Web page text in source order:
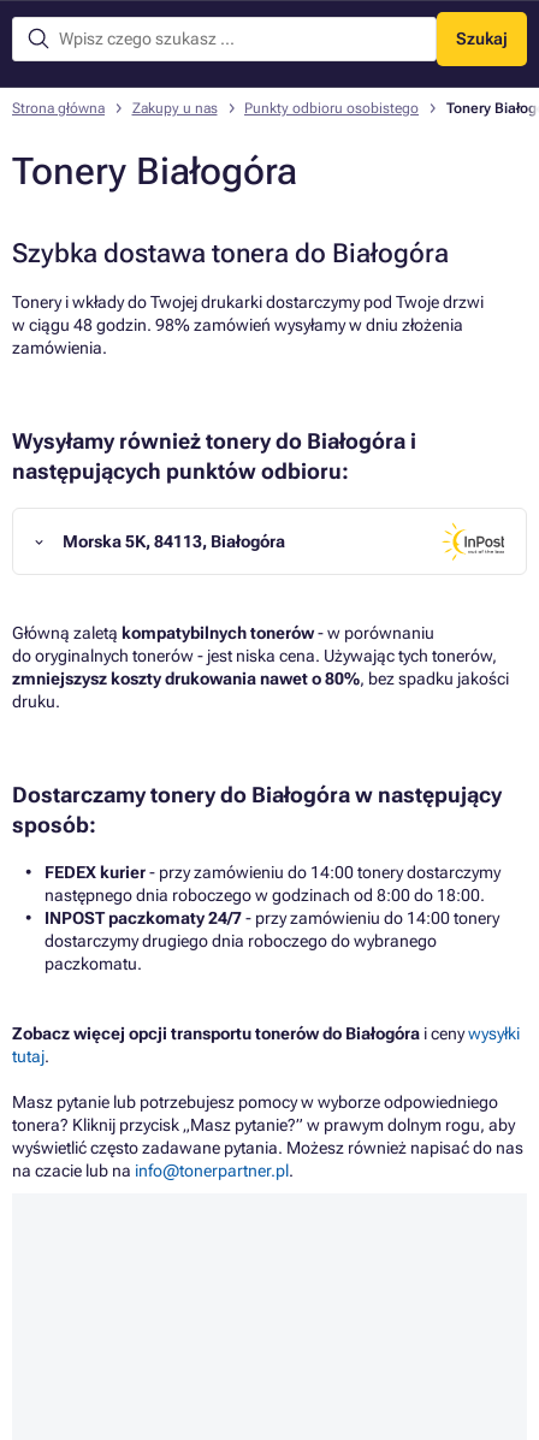
Szukaj
Menu
Strona główna Zakupy u nas Punkty odbioru osobistego Tonery
Tonery Białogóra
Szybka dostawa tonera do Białogóra
Tonery i wkłady do Twojej drukarki dostarczymy pod Twoje drzwi
w ciągu 48 godzin. 98% zamówień wysyłamy w dniu złożenia
zamówienia.
Wysyłamy również tonery do Białogóra i
następujących punktów odbioru:
Morska 5K, 84113, Białogóra
Główną zaletą kompatybilnych tonerów- w porównaniu
do oryginalnych tonerów - jest niska cena. Używając tych tonerów,
zmniejszysz koszty drukowania nawet o 80%, bez spadku jakości
druku.
Dostarczamy tonery do Białogóra w następujący
sposób:
FEDEX kurier- przy zamówieniu do 14:00 tonery dostarczymy
następnego dnia roboczego w godzinach od 8:00 do 18:00.
INPOST paczkomaty 24/7- przy zamówieniu do 14:00 tonery
dostarczymy drugiego dnia roboczego do wybranego
paczkomatu.
Zobacz więcej opcji transportu tonerów do Białogóra i cenywysyłki
tutaj.
Masz pytanie lub potrzebujesz pomocy w wyborze odpowiedniego
tonera? Kliknij przycisk „Masz pytanie?” w prawym dolnym rogu, aby
wyświetlić często zadawane pytania. Możesz również napisać do nas
na czacie lub na info@tonerpartner.pl.